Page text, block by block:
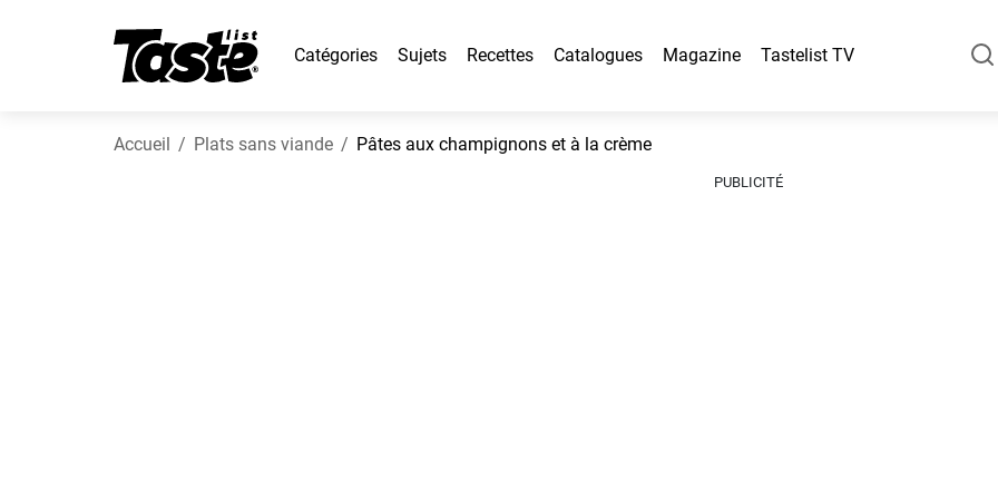
Catégories Sujets Recettes Catalogues Magazine Tastelist TV
Accueil Plats sans viande Pâtes aux champignons et à la crème
PUBLICITÉ